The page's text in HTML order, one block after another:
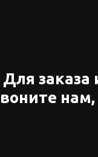
Для заказа